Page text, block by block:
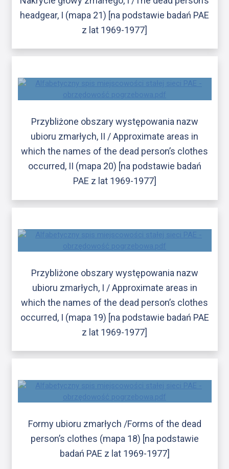
headgear, I (mapa 21) [na podstawie badań PAE
z lat 1969-1977]
Przybliżone obszary występowania nazw
ubioru zmarłych, II / Approximate areas in
which the names of the dead person’s clothes
occurred, II (mapa 20) [na podstawie badań
PAE z lat 1969-1977]
Przybliżone obszary występowania nazw
ubioru zmarłych, I / Approximate areas in
which the names of the dead person’s clothes
occurred, I (mapa 19) [na podstawie badań PAE
z lat 1969-1977]
Formy ubioru zmarłych /Forms of the dead
person’s clothes (mapa 18) [na podstawie
badań PAE z lat 1969-1977]